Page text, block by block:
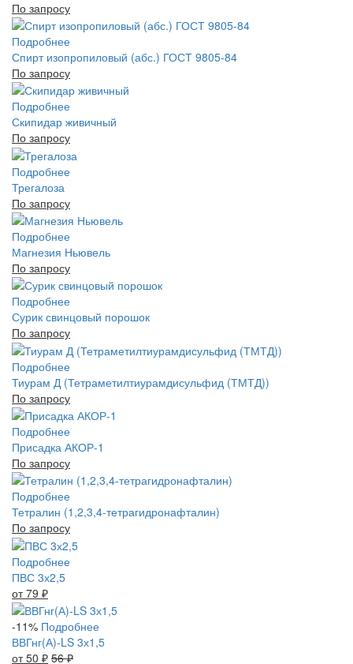
По запросу
Подробнее
Спирт изопропиловый (абс.) ГОСТ 9805-84
По запросу
Подробнее
Скипидар живичный
По запросу
Подробнее
Трегалоза
По запросу
Подробнее
Магнезия Ньювель
По запросу
Подробнее
Сурик свинцовый порошок
По запросу
Подробнее
Тиурам Д (Тетраметилтиурамдисульфид (ТМТД))
По запросу
Подробнее
Присадка АКОР-1
По запросу
Подробнее
Тетралин (1,2,3,4-тетрагидронафталин)
По запросу
Подробнее
ПВС 3х2,5
от 79 ₽
-11% Подробнее
ВВГнг(А)-LS 3х1,5
от 50 ₽ 56₽